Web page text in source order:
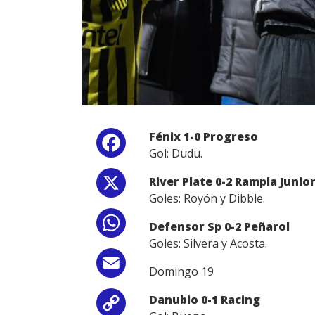
Facebook
WhatsApp
Email
Copy
Fénix 1-0 Progreso
Gol: Dudu.
River Plate 0-2 Rampla
Goles: Royón y Dibble.
Defensor Sp 0-2 Peñarol
Goles: Silvera y Acosta.
Domingo 19
Danubio 0-1 Racing